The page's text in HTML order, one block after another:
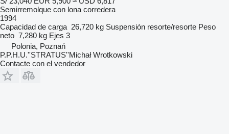
Semirremolque con lona corredera
1994
Capacidad de carga 26,720 kg Suspensión resorte/resorte Peso
neto 7,280 kg Ejes 3
Polonia, Poznań
P.P.H.U.''STRATUS''Michał Wrotkowski
Contacte con el vendedor